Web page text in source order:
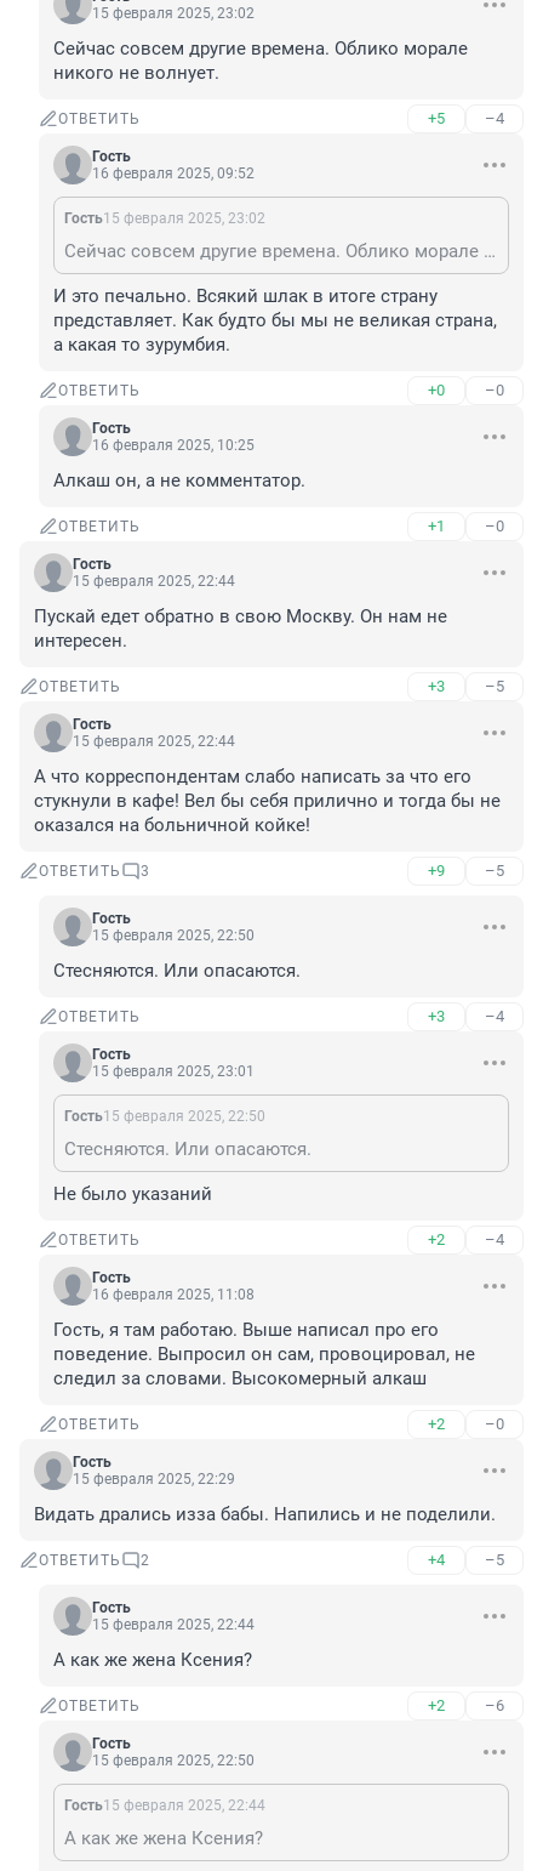
15 февраля 2025, 23:02
Сейчас совсем другие времена. Облико морале
никого не волнует.
ОТВЕТИТЬ +5 –4
Гость
16 февраля 2025, 09:52
Гость15 февраля 2025, 23:02
Сейчас совсем другие времена. Облико морале никого не волнует.
И это печально. Всякий шлак в итоге страну
представляет. Как будто бы мы не великая страна,
а какая то зурумбия.
ОТВЕТИТЬ +0 –0
Гость
16 февраля 2025, 10:25
Алкаш он, а не комментатор.
ОТВЕТИТЬ +1 –0
Гость
15 февраля 2025, 22:44
Пускай едет обратно в свою Москву. Он нам не
интересен.
ОТВЕТИТЬ +3 –5
Гость
15 февраля 2025, 22:44
А что корреспондентам слабо написать за что его
стукнули в кафе! Вел бы себя прилично и тогда бы не
оказался на больничной койке!
ОТВЕТИТЬ 3 +9 –5
Гость
15 февраля 2025, 22:50
Стесняются. Или опасаются.
ОТВЕТИТЬ +3 –4
Гость
15 февраля 2025, 23:01
Гость15 февраля 2025, 22:50
Стесняются. Или опасаются.
Не было указаний
ОТВЕТИТЬ +2 –4
Гость
16 февраля 2025, 11:08
Гость, я там работаю. Выше написал про его
поведение. Выпросил он сам, провоцировал, не
следил за словами. Высокомерный алкаш
ОТВЕТИТЬ +2 –0
Гость
15 февраля 2025, 22:29
Видать дрались изза бабы. Напились и не поделили.
ОТВЕТИТЬ 2 +4 –5
Гость
15 февраля 2025, 22:44
А как же жена Ксения?
ОТВЕТИТЬ +2 –6
Гость
15 февраля 2025, 22:50
Гость15 февраля 2025, 22:44
А как же жена Ксения?